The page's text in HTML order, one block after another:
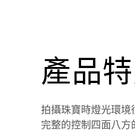
產品
拍攝珠寶時燈光環
完整的控制四面八方